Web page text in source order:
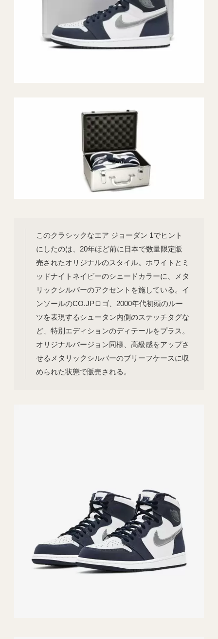
このクラシックなエア ジョーダン 1でヒント
にしたのは、20年ほど前に日本で数量限定販
売されたオリジナルのスタイル。ホワイトとミ
ッドナイトネイビーのシェードカラーに、メタ
リックシルバーのアクセントを施している。イ
ンソールのCO.JPロゴ、2000年代初頭のルー
ツを表現するシュータン内側のステッチタグな
ど、特別エディションのディテールをプラス。
オリジナルバージョン同様、高級感をアップさ
せるメタリックシルバーのブリーフケースに収
められた状態で販売される。